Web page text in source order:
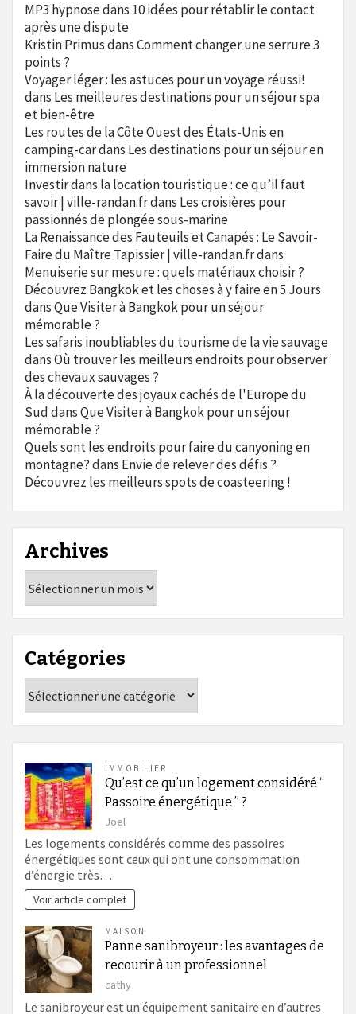
MP3 hypnosedans 10 idées pour rétablir le contact
après une dispute
Kristin PrimusdansComment changer une serrure 3
points ?
Voyager léger : les astuces pour un voyage réussi!
dans Les meilleures destinations pour un séjour spa
et bien-être
Les routes de la Côte Ouest des États-Unis en
camping-cardans Les destinations pour un séjour en
immersion nature
Investir dans la location touristique : ce qu’il faut
savoir | ville-randan.frdans Les croisières pour
passionnés de plongée sous-marine
La Renaissance des Fauteuils et Canapés : Le Savoir-
Faire du Maître Tapissier | ville-randan.frdans
Menuiserie sur mesure : quels matériaux choisir ?
Découvrez Bangkok et les choses à y faire en 5 Jours
dansQue Visiter à Bangkok pour un séjour
mémorable ?
Les safaris inoubliables du tourisme de la vie sauvage
dansOù trouver les meilleurs endroits pour observer
des chevaux sauvages ?
À la découverte des joyaux cachés de l'Europe du
SuddansQue Visiter à Bangkok pour un séjour
mémorable ?
Quels sont les endroits pour faire du canyoning en
montagne?dans Envie de relever des défis ?
Découvrez les meilleurs spots de coasteering !
Archives
Catégories
IMMOBILIER
Qu’est ce qu’un logement considéré “
Passoire énergétique ” ?
Joel
Les logements considérés comme des passoires
énergétiques sont ceux qui ont une consommation
d’énergie très…
Voir article complet
MAISON
Panne sanibroyeur : les avantages de
recourir à un professionnel
cathy
Le sanibroyeur est un équipement sanitaire en d’autres